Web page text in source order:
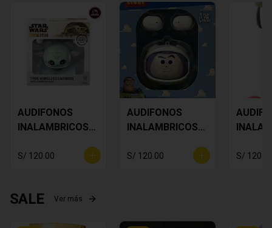
AUDIFONOS
INALAMBRICOS
Yoda
S/ 120.00
AUDIFONOS
INALAMBRICOS
LIGHTYEAR
S/ 120.00 S/
SALE Ver más